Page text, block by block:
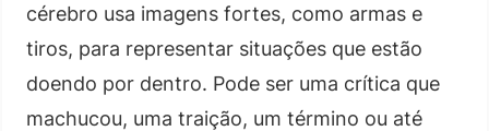
cérebro usa imagens fortes, como armas e
tiros, para representar situações que estão
doendo por dentro. Pode ser uma crítica que
machucou, uma traição, um término ou até